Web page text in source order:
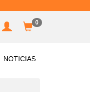
0
NOTICIAS